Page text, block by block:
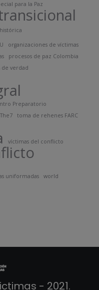
para la Paz
organizaciones de víctimas
procesos de paz Colombia
verdad
Preparatorio
The7
toma de rehenes FARC
víctimas del conflicto
uniformadas world
- 2021.